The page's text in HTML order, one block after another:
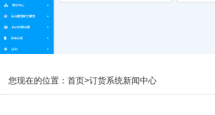
您现在的位置： 首页>订货系统新闻中心